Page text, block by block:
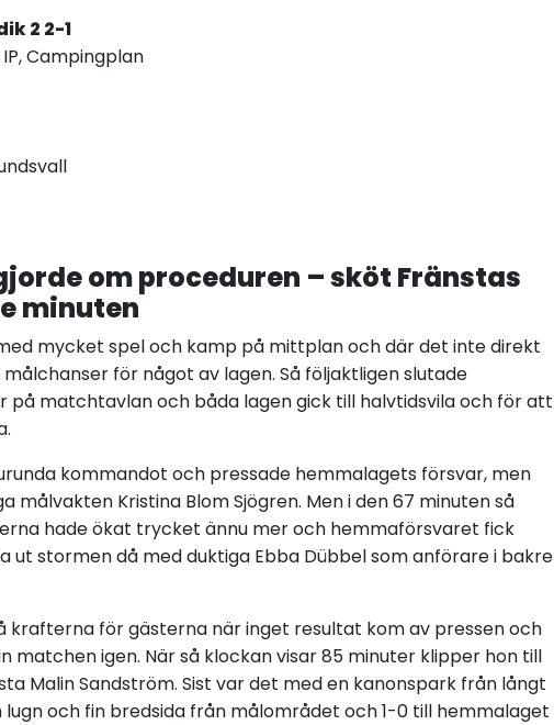
2 2-1
IP, Campingplan
om proceduren – sköt Fränstas
minuten
mycket spel och kamp på mittplan och där det inte direkt
för något av lagen. Så följaktligen slutade
på matchtavlan och båda lagen gick till halvtidsvila och för att
kommandot och pressade hemmalagets försvar, men
målvakten Kristina Blom Sjögren. Men i den 67 minuten så
hade ökat trycket ännu mer och hemmaförsvaret fick
ut stormen då med duktiga Ebba Dübbel som anförare i bakre
krafterna för gästerna när inget resultat kom av pressen och
matchen igen. När så klockan visar 85 minuter klipper hon till
Malin Sandström. Sist var det med en kanonspark från långt
lugn och fin bredsida från målområdet och 1-0 till hemmalaget